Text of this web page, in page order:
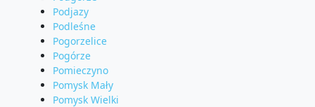
Podjazy
Podleśne
Pogorzelice
Pogórze
Pomieczyno
Pomysk Mały
Pomysk Wielki